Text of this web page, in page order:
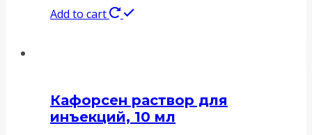
Add to cart
Кафорсен раствор для
инъекций, 10 мл